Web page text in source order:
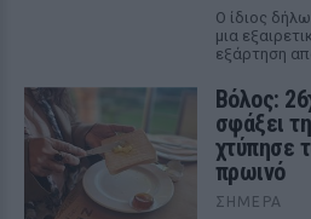
Ο ίδιος
μια
εξάρτηση
Βόλος:
σφάξει
χτύπησε
πρωινό
ΣΉΜΕΡΑ